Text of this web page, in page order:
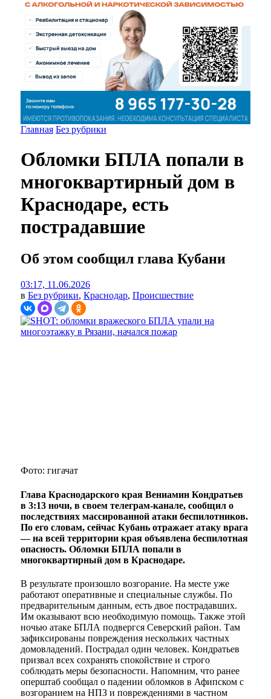
Главная Без рубрики
Обломки БПЛА попали в
многоквартирный дом в
Краснодаре, есть
пострадавшие
Об этом сообщил глава Кубани
03:17, 11.06.2026
в Без рубрики, Краснодар, Происшествие
Фото: гигачат
Глава Краснодарского края Вениамин Кондратьев
в 3:13 ночи, в своем телеграм-канале, сообщил о
последствиях массированной атаки беспилотников.
По его словам, сейчас Кубань отражает атаку врага
— на всей территории края объявлена беспилотная
опасность. Обломки БПЛА попали в
многоквартирный дом в Краснодаре.
В результате произошло возгорание. На месте уже
работают оперативные и специальные службы. По
предварительным данным, есть двое пострадавших.
Им оказывают всю необходимую помощь. Также этой
ночью атаке БПЛА подвергся Северский район. Там
зафиксированы повреждения нескольких частных
домовладений. Пострадал один человек. Кондратьев
призвал всех сохранять спокойствие и строго
соблюдать меры безопасности. Напомним, что ранее
оперштаб сообщал о падении обломков в Афипском с
возгоранием на НПЗ и повреждениями в частном